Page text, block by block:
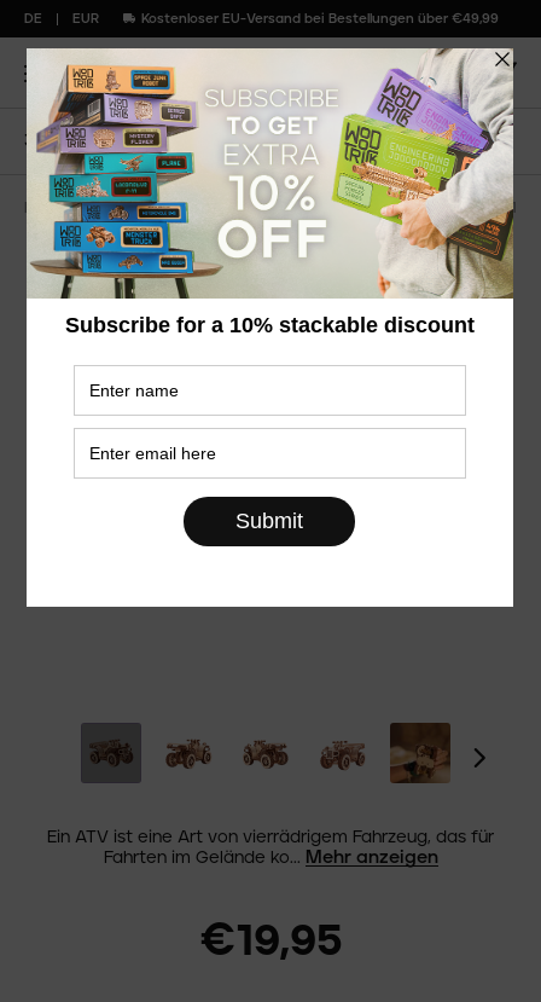
DE EUR Kostenloser EU-Versand bei Bestellungen über €49,99
3D Holzpuzzle
Moderne Maschinen Serie WDTK001
Quad
Ein ATV ist eine Art von vierrädrigem Fahrzeug, das für
Fahrten im Gelände ko... Mehr anzeigen
€19,95